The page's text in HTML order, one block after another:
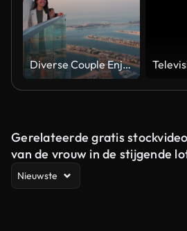
Diverse Couple Enjoying Sunset Views from High Rise Sky Deck Overlooking Palm Jumeirah
Gerelateerde gratis
van de vrouw in de stijgende
Nieuwste